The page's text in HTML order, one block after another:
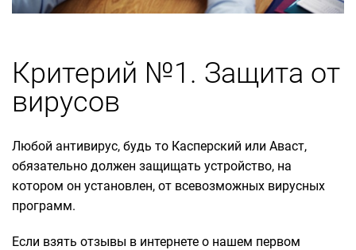
Критерий №1. Защита от
вирусов
Любой антивирус, будь то Касперский или Аваст,
обязательно должен защищать устройство, на
котором он установлен, от всевозможных вирусных
программ.
Если взять отзывы в интернете о нашем первом